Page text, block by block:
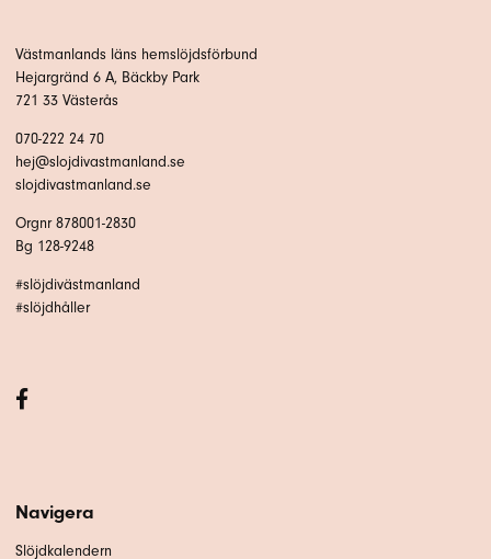
Västmanlands läns hemslöjdsförbund
Hejargränd 6 A, Bäckby Park
721 33 Västerås
070-222 24 70
hej@slojdivastmanland.se
slojdivastmanland.se
Orgnr 878001-2830
Bg 128-9248
#slöjdivästmanland
#slöjdhåller
Navigera
Slöjdkalendern